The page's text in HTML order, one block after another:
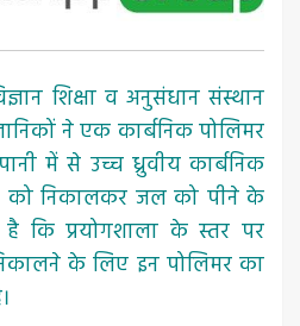
शिक्षा व अनुसंधान संस्थान
ने एक कार्बनिक पोलिमर
में से उच्च ध्रुवीय कार्बनिक
को निकालकर जल को पीने के
कि प्रयोगशाला के स्तर पर
के लिए इन पोलिमर का